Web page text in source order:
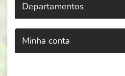
Departamentos
Minha conta